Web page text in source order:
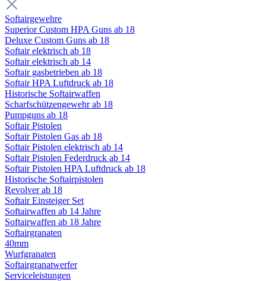
Softairgewehre
Superior Custom HPA Guns ab 18
Deluxe Custom Guns ab 18
Softair elektrisch ab 18
Softair elektrisch ab 14
Softair gasbetrieben ab 18
Softair HPA Luftdruck ab 18
Historische Softairwaffen
Scharfschützengewehr ab 18
Pumpguns ab 18
Softair Pistolen
Softair Pistolen Gas ab 18
Softair Pistolen elektrisch ab 14
Softair Pistolen Federdruck ab 14
Softair Pistolen HPA Luftdruck ab 18
Historische Softairpistolen
Revolver ab 18
Softair Einsteiger Set
Softairwaffen ab 14 Jahre
Softairwaffen ab 18 Jahre
Softairgranaten
40mm
Wurfgranaten
Softairgranatwerfer
Serviceleistungen